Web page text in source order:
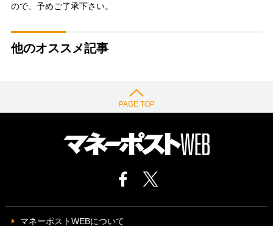
ので、予めご了承下さい。
他のオススメ記事
PAGE TOP
マネーポストWEBについて